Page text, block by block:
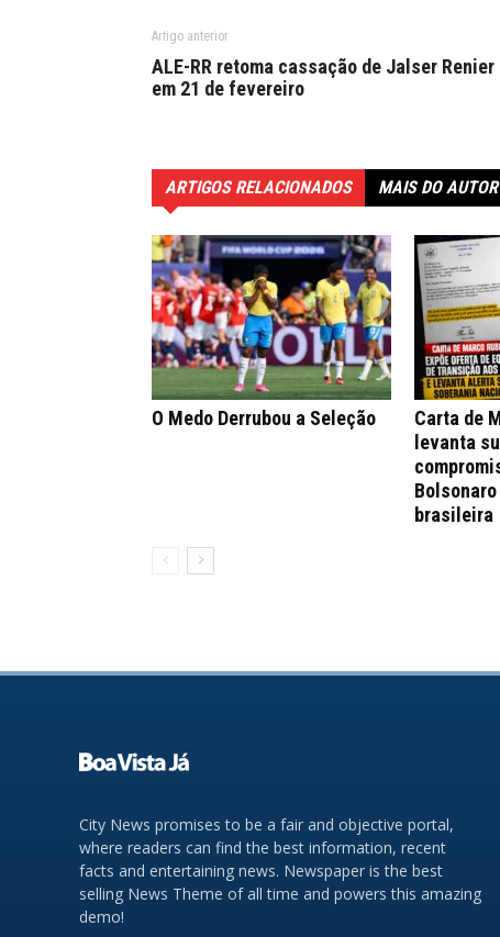
Artigo anterior
ALE-RR retoma cassação de Jalser Renier
em 21 de fevereiro
ARTIGOS RELACIONADOS MAIS DO AUTOR
O Medo Derrubou a Seleção
Carta de
levanta
brasileira
City News promises to be a fair and objective portal,
where readers can find the best information, recent
facts and entertaining news. Newspaper is the best
selling News Theme of all time and powers this amazing
demo!